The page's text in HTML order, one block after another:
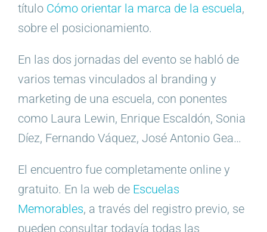
título Cómo orientar la marca de la escuela,
sobre el posicionamiento.
En las dos jornadas del evento se habló de
varios temas vinculados al branding y
marketing de una escuela, con ponentes
como Laura Lewin, Enrique Escaldón, Sonia
Díez, Fernando Váquez, José Antonio Gea…
El encuentro fue completamente online y
gratuito. En la web de Escuelas
Memorables, a través del registro previo, se
pueden consultar todavía todas las